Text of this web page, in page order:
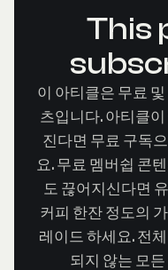
This
이 아티클은 무료
츠입니다. 아티클
진다면 무료 구독
요. 무료 멤버쉽 콘
도 끊어지신다면
커피 한잔 정도의
레이드 하세요. 전
되지 않는 모